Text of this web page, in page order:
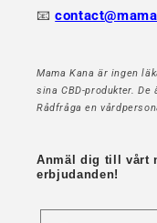
📧
Mama Kana är ingen
sina CBD-produkter.
Rådfråga en
Anmäl dig till vårt
erbjudanden!